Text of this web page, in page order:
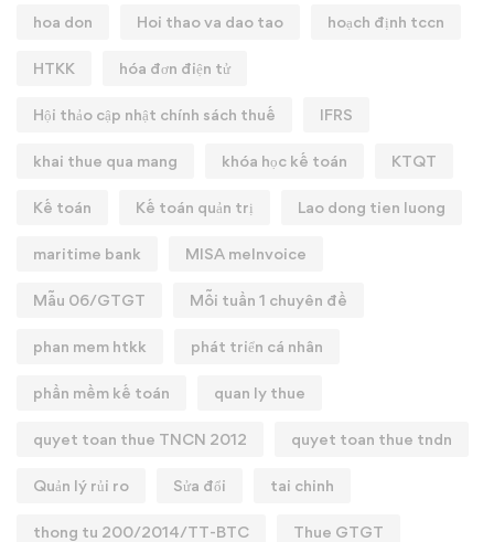
hoa don Hoi thao va dao tao hoạch định tccn
HTKK hóa đơn điện tử
Hội thảo cập nhật chính sách thuế IFRS
khai thue qua mang khóa học kế toán KTQT
Kế toán Kế toán quản trị Lao dong tien luong
maritime bank MISA meInvoice
Mẫu 06/GTGT Mỗi tuần 1 chuyên đề
phan mem htkk phát triển cá nhân
phần mềm kế toán quan ly thue
quyet toan thue TNCN 2012 quyet toan thue tndn
Quản lý rủi ro Sửa đổi tai chinh
thong tu 200/2014/TT-BTC Thue GTGT